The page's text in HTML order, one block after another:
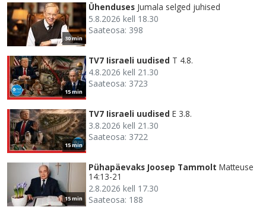
30 min
Ühenduses Jumala selged juhised
5.8.2026 kell 18.30
Saateosa: 398
15 min
TV7 Iisraeli uudised T 4.8.
4.8.2026 kell 21.30
Saateosa: 3723
15 min
TV7 Iisraeli uudised E 3.8.
3.8.2026 kell 21.30
Saateosa: 3722
15 min
Pühapäevaks Joosep Tammolt Matteuse
14:13-21
2.8.2026 kell 17.30
Saateosa: 188